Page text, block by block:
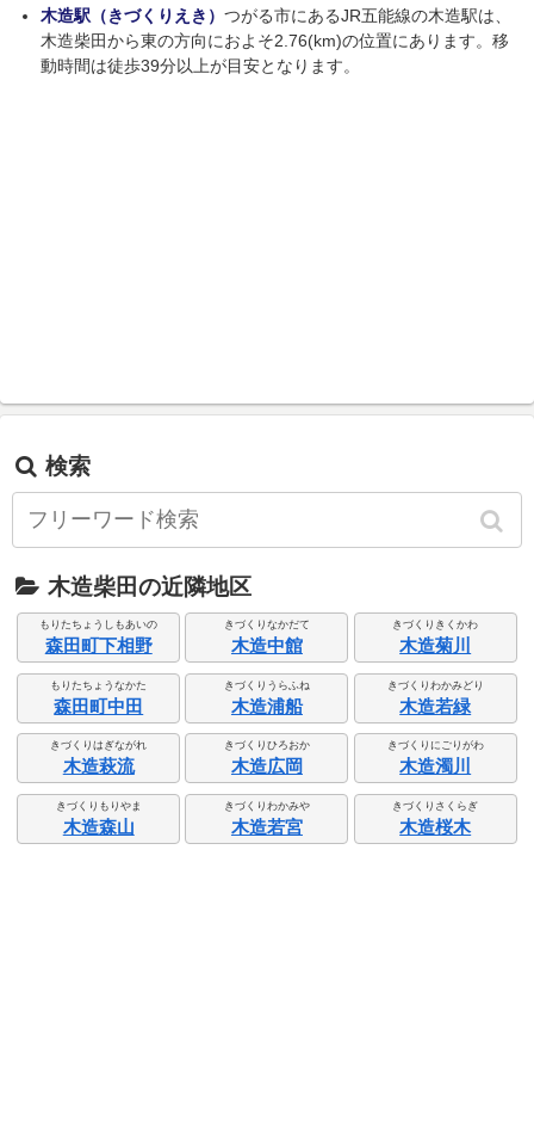
木造駅（きづくりえき） つがる市にあるJR五能線の木造駅は、
木造柴田から東の方向におよそ2.76(km)の位置にあります。移
動時間は徒歩39分以上が目安となります。
検索
木造柴田の近隣地区
もりたちょうしもあいの
森田町下相野
きづくりなかだて
木造中館
きづくりきくかわ
木造菊川
もりたちょうなかた
森田町中田
きづくりうらふね
木造浦船
きづくりわかみどり
木造若緑
きづくりはぎながれ
木造萩流
きづくりひろおか
木造広岡
きづくりにごりがわ
木造濁川
きづくりもりやま
木造森山
きづくりわかみや
木造若宮
きづくりさくらぎ
木造桜木